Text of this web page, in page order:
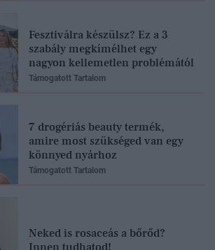
Fesztiválra készülsz? Ez a 3
szabály megkímélhet egy
nagyon kellemetlen problémától
Támogatott Tartalom
7 drogériás beauty termék,
amire most szükséged van egy
könnyed nyárhoz
Támogatott Tartalom
Neked is rosaceás a bőrőd?
Innen tudhatod!